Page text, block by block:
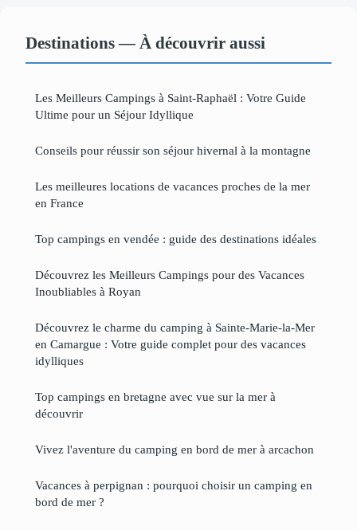
Destinations — À découvrir aussi
Les Meilleurs Campings à Saint-Raphaël : Votre Guide
Ultime pour un Séjour Idyllique
Conseils pour réussir son séjour hivernal à la montagne
Les meilleures locations de vacances proches de la mer
en France
Top campings en vendée : guide des destinations idéales
Découvrez les Meilleurs Campings pour des Vacances
Inoubliables à Royan
Découvrez le charme du camping à Sainte-Marie-la-Mer
en Camargue : Votre guide complet pour des vacances
idylliques
Top campings en bretagne avec vue sur la mer à
découvrir
Vivez l'aventure du camping en bord de mer à arcachon
Vacances à perpignan : pourquoi choisir un camping en
bord de mer ?